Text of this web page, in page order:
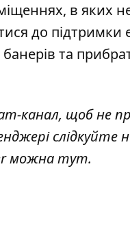
, в яких
до підтримки
та
канал, щоб не
слідкуйте
можнатут.